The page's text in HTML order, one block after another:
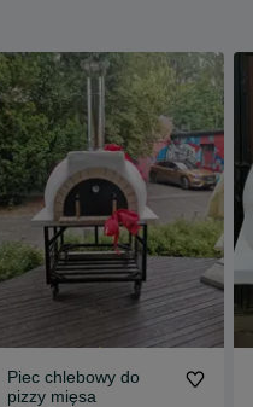
Piec chlebowy do
pizzy mięsa